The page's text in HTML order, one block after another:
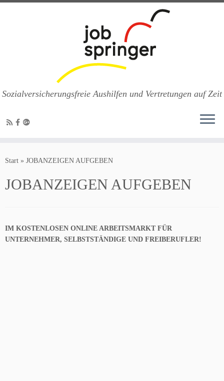
Inhalt
Sozialversicherungsfreie Aushilfen und Vertretungen auf Zeit
Start » JOBANZEIGEN AUFGEBEN
JOBANZEIGEN AUFGEBEN
IM KOSTENLOSEN ONLINE ARBEITSMARKT FÜR
UNTERNEHMER, SELBSTSTÄNDIGE UND FREIBERUFLER!